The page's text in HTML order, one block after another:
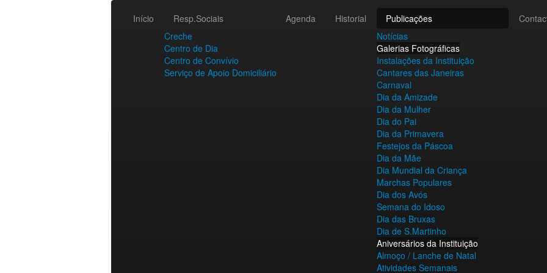
Início
Resp.Sociais
Creche
Centro de Dia
Centro de Convívio
Serviço de Apoio Domiciliário
Agenda Historial
Publicações
Notícias
Galerias Fotográficas
Instalações da Instituição
Cantares das Janeiras
Carnaval
Dia da Amizade
Dia da Mulher
Dia do Pai
Dia da Primavera
Festejos da Páscoa
Dia da Mãe
Dia Mundial da Criança
Marchas Populares
Dia dos Avós
Semana do Idoso
Dia das Bruxas
Dia de S.Martinho
Aniversários da Instituição
Almoço / Lanche de Natal
Atividades Semanais